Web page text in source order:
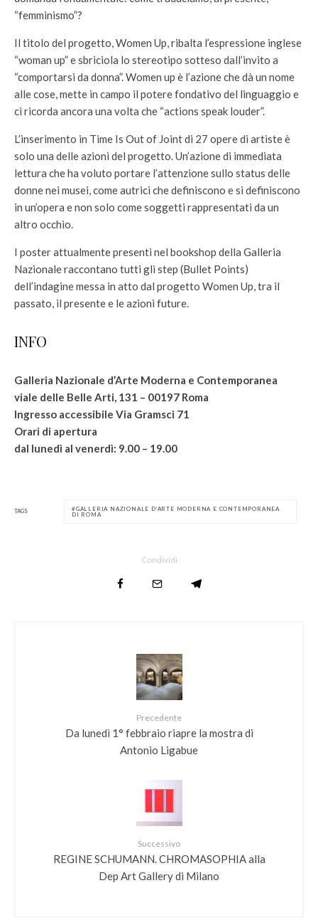
“femminismo”?
Il titolo del progetto, Women Up, ribalta l’espressione inglese
“woman up” e sbriciola lo stereotipo sotteso dall’invito a
“comportarsi da donna”. Women up è l’azione che dà un nome
alle cose, mette in campo il potere fondativo del linguaggio e
ci ricorda ancora una volta che “actions speak louder”.
L’inserimento in Time Is Out of Joint di 27 opere di artiste è
solo una delle azioni del progetto. Un’azione di immediata
lettura che ha voluto portare l’attenzione sullo status delle
donne nei musei, come autrici che definiscono e si definiscono
in un’opera e non solo come soggetti rappresentati da un
altro occhio.
I poster attualmente presenti nel bookshop della Galleria
Nazionale raccontano tutti gli step (Bullet Points)
dell’indagine messa in atto dal progetto Women Up, tra il
passato, il presente e le azioni future.
INFO
Galleria Nazionale d’Arte Moderna e Contemporanea
viale delle Belle Arti, 131 – 00197 Roma
Ingresso accessibile Via Gramsci 71
Orari di apertura
dal lunedì al venerdì: 9.00 – 19.00
TAGS
GALLERIA NAZIONALE D’ARTE MODERNA E CONTEMPORANEA
DI ROMA
Condividi
Precedente
Da lunedì 1° febbraio riapre la mostra di
Antonio Ligabue
Successivo
REGINE SCHUMANN. CHROMASOPHIA alla
Dep Art Gallery di Milano